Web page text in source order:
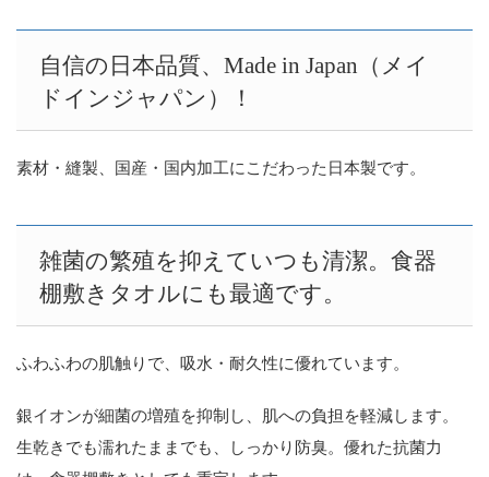
自信の日本品質、Made in Japan（メイ
ドインジャパン）！
素材・縫製、国産・国内加工にこだわった日本製です。
雑菌の繁殖を抑えていつも清潔。食器
棚敷きタオルにも最適です。
ふわふわの肌触りで、吸水・耐久性に優れています。
銀イオンが細菌の増殖を抑制し、肌への負担を軽減します。
生乾きでも濡れたままでも、しっかり防臭。優れた抗菌力